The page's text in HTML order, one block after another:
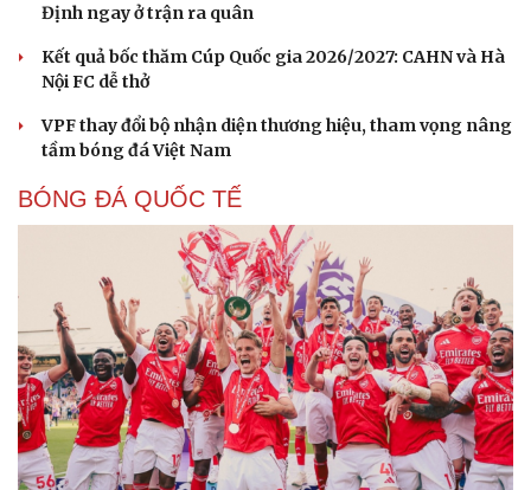
Định ngay ở trận ra quân
Kết quả bốc thăm Cúp Quốc gia 2026/2027: CAHN và Hà
Nội FC dễ thở
VPF thay đổi bộ nhận diện thương hiệu, tham vọng nâng
tầm bóng đá Việt Nam
BÓNG ĐÁ QUỐC TẾ